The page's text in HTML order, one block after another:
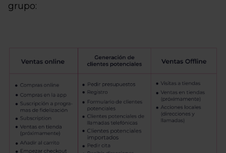
grupo: